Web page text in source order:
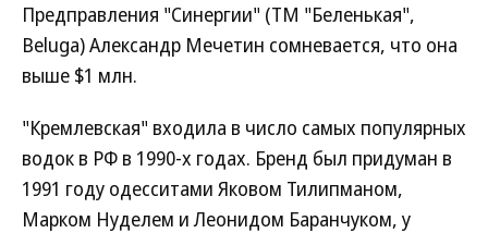
Предправления "Синергии" (ТМ "Беленькая",
Beluga) Александр Мечетин сомневается, что она
выше $1 млн.
"Кремлевская" входила в число самых популярных
водок в РФ в 1990-х годах. Бренд был придуман в
1991 году одесситами Яковом Тилипманом,
Марком Нуделем и Леонидом Баранчуком, у